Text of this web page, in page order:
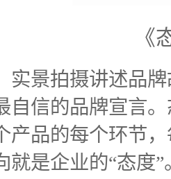
《
实景拍摄讲述品
自信的品牌宣言
产品的每个环节
就是企业的“态度